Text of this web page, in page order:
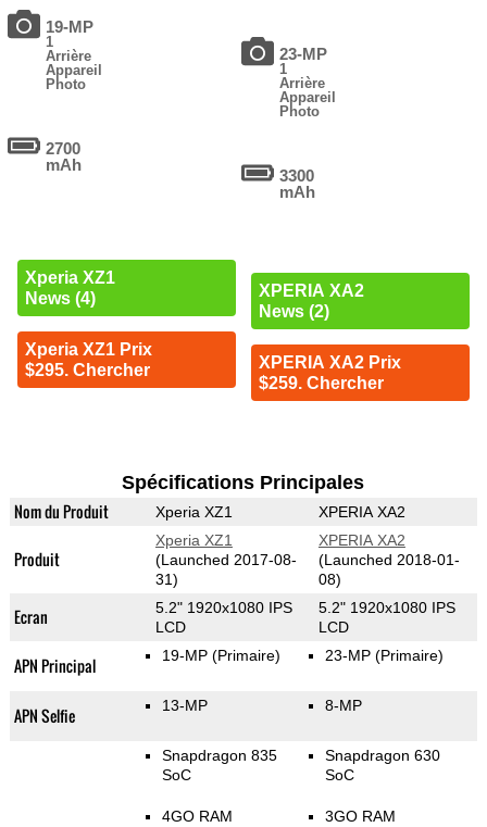
19-MP
1
Arrière
Appareil
Photo
2700
mAh
Xperia XZ1
News (4)
Xperia XZ1 Prix
$295. Chercher
23-MP
1
Arrière
Appareil
Photo
3300
mAh
XPERIA XA2
News (2)
XPERIA XA2 Prix
$259. Chercher
Spécifications Principales
Nom du Produit Xperia XZ1 XPERIA XA2
Produit
Xperia XZ1
(Launched 2017-08-
31)
XPERIA XA2
(Launched 2018-01-
08)
Ecran
5.2" 1920x1080 IPS
LCD
5.2" 1920x1080 IPS
LCD
APN Principal 19-MP (Primaire) 23-MP (Primaire)
APN Selfie 13-MP 8-MP
Snapdragon 835
SoC
4GO RAM
Snapdragon 630
SoC
3GO RAM